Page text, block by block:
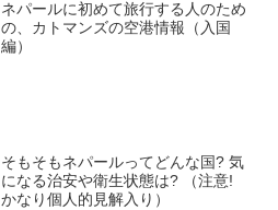
ネパールに初めて旅行する人のため
の、カトマンズの空港情報（入国
編）
そもそもネパールってどんな国? 気
になる治安や衛生状態は? （注意!
かなり個人的見解入り）